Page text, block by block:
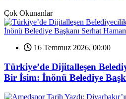
Çok Okunanlar
16 Temmuz 2026, 00:00
Türkiye’de Dijitalleşen
Bir İsim: İnönü Belediye